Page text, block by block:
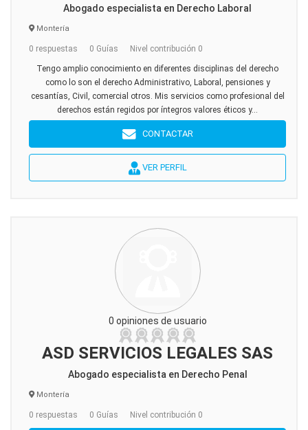
Abogado especialista en Derecho Laboral
Montería
0 respuestas 0 Guías Nivel contribución 0
Tengo amplio conocimiento en diferentes disciplinas del derecho
como lo son el derecho Administrativo, Laboral, pensiones y
cesantías, Civil, comercial otros. Mis servicios como profesional del
derechos están regidos por íntegros valores éticos y...
CONTACTAR
VER PERFIL
0 opiniones de usuario
ASD SERVICIOS LEGALES SAS
Abogado especialista en Derecho Penal
Montería
0 respuestas 0 Guías Nivel contribución 0